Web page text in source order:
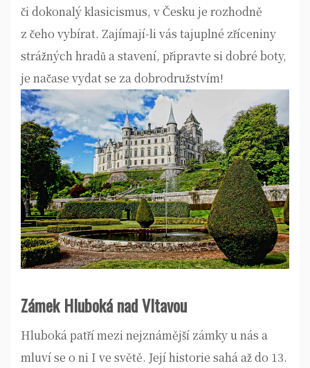
či dokonalý klasicismus, v Česku je rozhodně
z čeho vybírat. Zajímají-li vás tajuplné zříceniny
strážných hradů a stavení, připravte si dobré boty,
je načase vydat se za dobrodružstvím!
Zámek Hluboká nad Vltavou
Hluboká patří mezi nejznámější zámky u nás a
mluví se o ni I ve světě. Její historie sahá až do 13.